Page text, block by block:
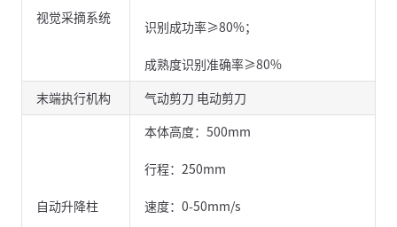
视觉采摘系统
识别成功率≥80%；
成熟度识别准确率≥80%
末端执行机构
气动剪刀 电动剪刀
自动升降柱
本体高度：500mm
行程：250mm
速度：0-50mm/s